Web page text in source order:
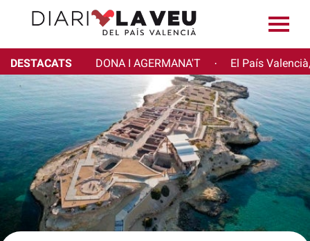
DESTACATS DONA I AGERMANA'T · El País